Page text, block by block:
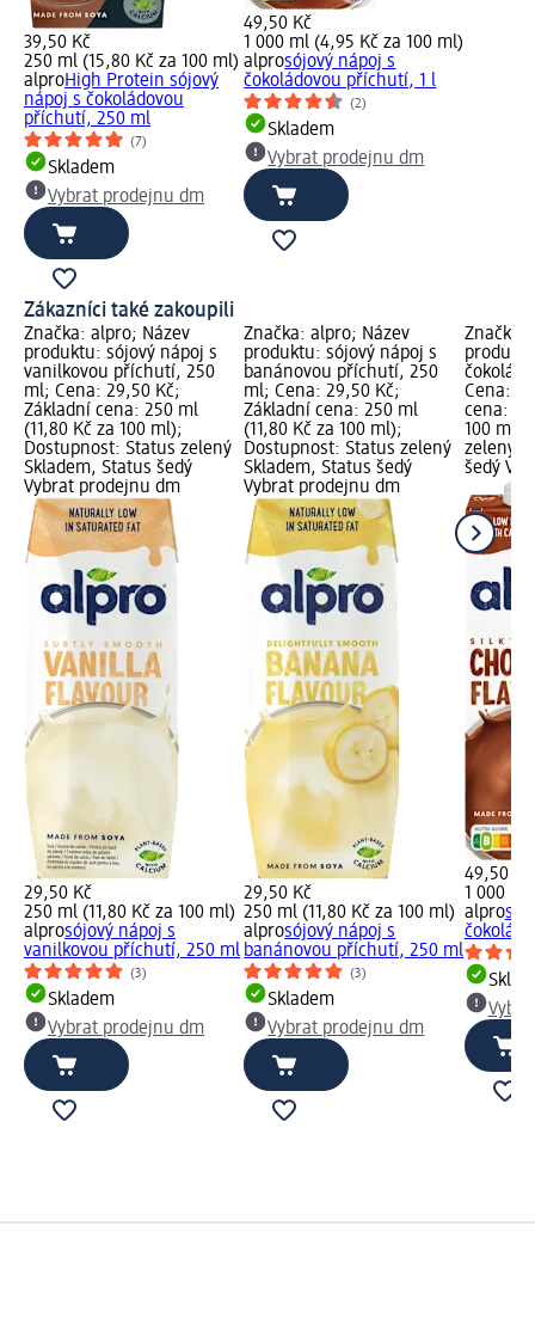
39,50 Kč
250 ml (15,80 Kč za 100 ml)
alproHigh Protein sójový
nápoj s čokoládovou
příchutí, 250 ml
(7)
Skladem
Vybrat prodejnu dm
49,50 Kč
1 000 ml (4,95 Kč za 100 ml)
alprosójový nápoj s
čokoládovou příchutí, 1 l
(2)
Skladem
Vybrat prodejnu dm
Zákazníci také zakoupili
Značka: alpro; Název
produktu: sójový nápoj s
vanilkovou příchutí, 250
ml; Cena: 29,50 Kč;
Základní cena: 250 ml
(11,80 Kč za 100 ml);
Dostupnost: Status zelený
Skladem, Status šedý
Vybrat prodejnu dm
29,50 Kč
250 ml (11,80 Kč za 100 ml)
alprosójový nápoj s
vanilkovou příchutí, 250 ml
(3)
Skladem
Vybrat prodejnu dm
Značka: alpro; Název
produktu: sójový nápoj s
banánovou příchutí, 250
ml; Cena: 29,50 Kč;
Základní cena: 250 ml
(11,80 Kč za 100 ml);
Dostupnost: Status zelený
Skladem, Status šedý
Vybrat prodejnu dm
29,50 Kč
250 ml (11,80 Kč za 100 ml)
alprosójový nápoj s
banánovou příchutí, 250 ml
(3)
Skladem
Vybrat prodejnu dm
Značka:
Cena:
cena: 1
100 ml);
zelený
šedý
49,50 Kč
1 000 ml
alpro